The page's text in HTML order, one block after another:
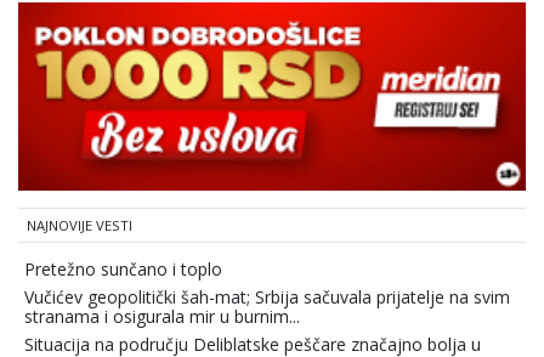
NAJNOVIJE VESTI
Pretežno sunčano i toplo
Vučićev geopolitički šah-mat; Srbija sačuvala prijatelje na svim
stranama i osigurala mir u burnim...
Situacija na području Deliblatske peščare značajno bolja u